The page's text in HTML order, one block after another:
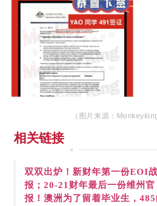
（图片来源：
相关链接
双双出炉！新财年第一份EOI战
报；20-21财年最后一份维州官
报！澳洲为了留着毕业生，485